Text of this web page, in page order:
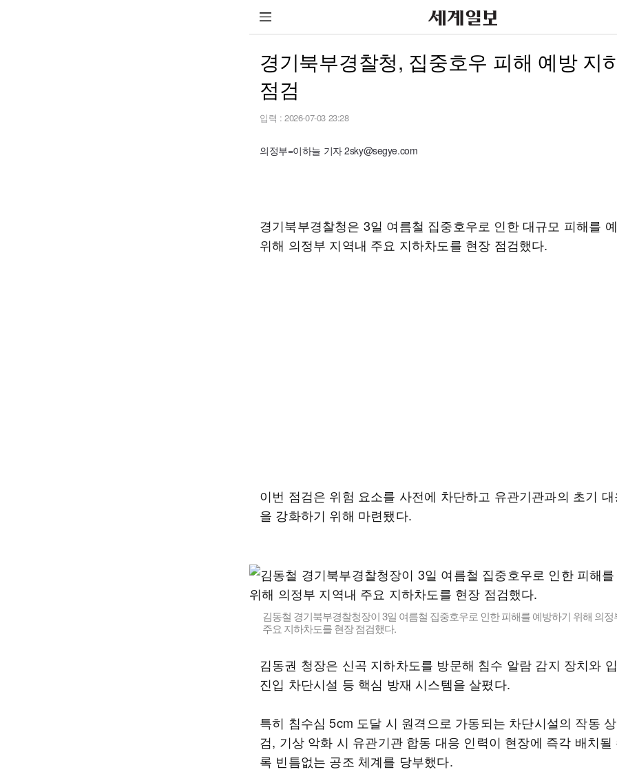
경기북부경찰청, 집중호우 피해 예방 지
점검
입력 : 2026-07-03 23:28
의정부=이하늘 기자 2sky@segye.com
경기북부경찰청은 3일 여름철 집중호우로 인한 대규모 피해를
위해 의정부 지역내 주요 지하차도를 현장 점검했다.
이번 점검은 위험 요소를 사전에 차단하고 유관기관과의 초기
을 강화하기 위해 마련됐다.
김동철 경기북부경찰청장이 3일 여름철 집중호우로 인한 피해를 예방하기 위해 의정
주요 지하차도를 현장 점검했다.
김동권 청장은 신곡 지하차도를 방문해 침수 알람 감지 장치와
진입 차단시설 등 핵심 방재 시스템을 살폈다.
특히 침수심 5cm 도달 시 원격으로 가동되는 차단시설의 작동
검, 기상 악화 시 유관기관 합동 대응 인력이 현장에 즉각 배치될
록 빈틈없는 공조 체계를 당부했다.